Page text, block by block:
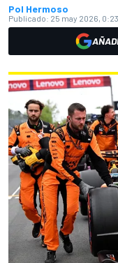
Pol Hermoso
Publicado: 25 may 2026, 0:23